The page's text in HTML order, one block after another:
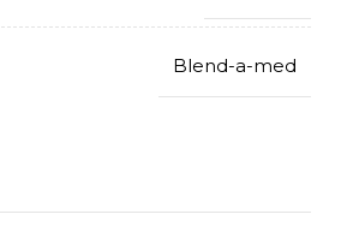
Blend-a-med